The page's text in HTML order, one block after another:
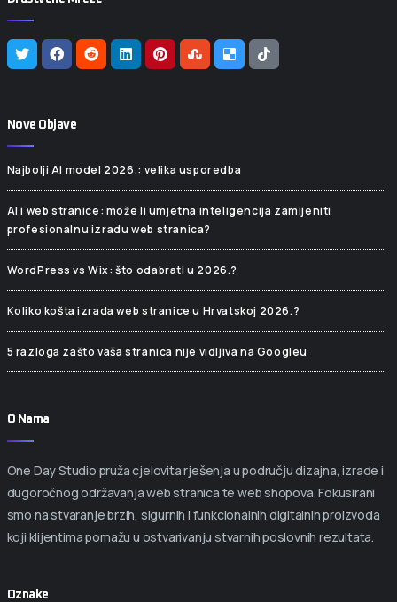
Nove Objave
Najbolji AI model 2026.: velika usporedba
AI i web stranice: može li umjetna inteligencija zamijeniti
profesionalnu izradu web stranica?
WordPress vs Wix: što odabrati u 2026.?
Koliko košta izrada web stranice u Hrvatskoj 2026.?
5 razloga zašto vaša stranica nije vidljiva na Googleu
O Nama
One Day Studio pruža cjelovita rješenja u području dizajna, izrade i
dugoročnog održavanja web stranica te web shopova. Fokusirani
smo na stvaranje brzih, sigurnih i funkcionalnih digitalnih proizvoda
koji klijentima pomažu u ostvarivanju stvarnih poslovnih rezultata.
Oznake